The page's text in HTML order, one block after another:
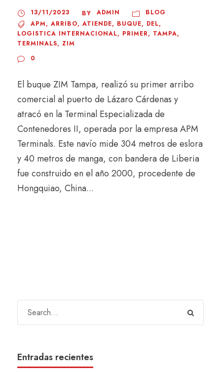
13/11/2023 BY ADMIN
BLOG
APM, ARRIBO, ATIENDE, BUQUE, DEL,
LOGISTICA INTERNACIONAL, PRIMER, TAMPA,
TERMINALS, ZIM
0
El buque ZIM Tampa, realizó su primer arribo
comercial al puerto de Lázaro Cárdenas y
atracó en la Terminal Especializada de
Contenedores II, operada por la empresa APM
Terminals. Este navío mide 304 metros de eslora
y 40 metros de manga, con bandera de Liberia
fue construido en el año 2000, procedente de
Hongquiao, China...
Entradas recientes